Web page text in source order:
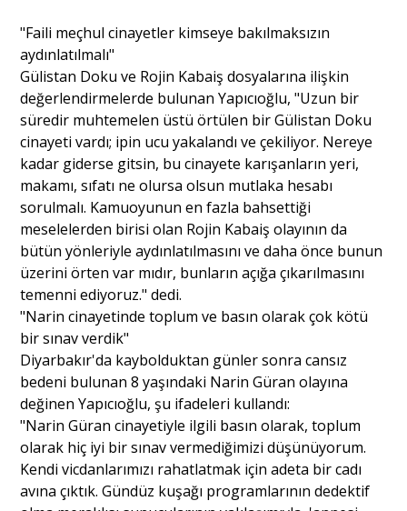
"Faili meçhul cinayetler kimseye bakılmaksızın
aydınlatılmalı"
Gülistan Doku ve Rojin Kabaiş dosyalarına ilişkin
değerlendirmelerde bulunan Yapıcıoğlu, "Uzun bir
süredir muhtemelen üstü örtülen bir Gülistan Doku
cinayeti vardı; ipin ucu yakalandı ve çekiliyor. Nereye
kadar giderse gitsin, bu cinayete karışanların yeri,
makamı, sıfatı ne olursa olsun mutlaka hesabı
sorulmalı. Kamuoyunun en fazla bahsettiği
meselelerden birisi olan Rojin Kabaiş olayının da
bütün yönleriyle aydınlatılmasını ve daha önce bunun
üzerini örten var mıdır, bunların açığa çıkarılmasını
temenni ediyoruz." dedi.
"Narin cinayetinde toplum ve basın olarak çok kötü
bir sınav verdik"
Diyarbakır'da kaybolduktan günler sonra cansız
bedeni bulunan 8 yaşındaki Narin Güran olayına
değinen Yapıcıoğlu, şu ifadeleri kullandı:
"Narin Güran cinayetiyle ilgili basın olarak, toplum
olarak hiç iyi bir sınav vermediğimizi düşünüyorum.
Kendi vicdanlarımızı rahatlatmak için adeta bir cadı
avına çıktık. Gündüz kuşağı programlarının dedektif